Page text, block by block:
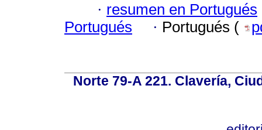
· resumen en Portugués
Portugués
· Portugués (
Norte 79-A 221. Clavería,